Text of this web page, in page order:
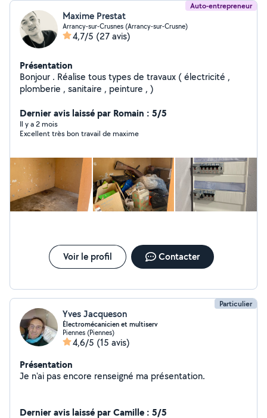
Auto-entrepreneur
Maxime Prestat
Arrancy-sur-Crusnes (Arrancy-sur-Crusne)
4,7/5 (27 avis)
Présentation
Bonjour . Réalise tous types de travaux ( électricité ,
plomberie , sanitaire , peinture , )
Dernier avis laissé par Romain : 5/5
Il y a 2 mois
Excellent très bon travail de maxime
Voir le profil Contacter
Particulier
Yves Jacqueson
Électromécanicien et multiserv
Piennes (Piennes)
4,6/5 (15 avis)
Présentation
Je n'ai pas encore renseigné ma présentation.
Dernier avis laissé par Camille : 5/5